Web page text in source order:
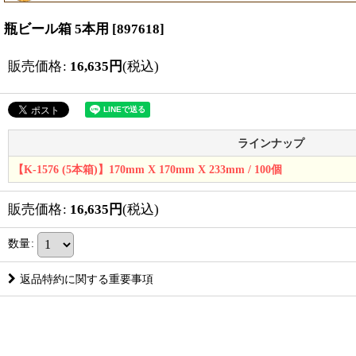
瓶ビール箱 5本用 [897618]
販売価格: 16,635 円(税込)
ラインナップ
【K-1576 (5本箱)】170mm X 170mm X 233mm / 100個
販売価格: 16,635 円(税込)
数量:
返品特約に関する重要事項